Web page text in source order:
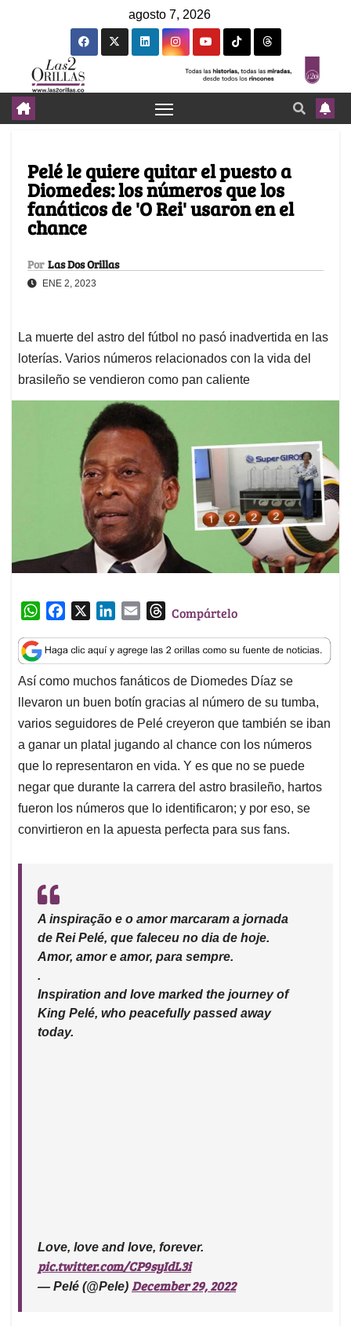
agosto 7, 2026
Pelé le quiere quitar el puesto a
Diomedes: los números que los
fanáticos de 'O Rei' usaron en el
chance
Por Las Dos Orillas
ENE 2, 2023
La muerte del astro del fútbol no pasó inadvertida en las
loterías. Varios números relacionados con la vida del
brasileño se vendieron como pan caliente
W
a
t
s
A
p
p
c
e
b
o
o
k
n
k
e
d
I
n
a
i
l
T
r
e
a
d
s
Compártelo
Así como muchos fanáticos de Diomedes Díaz se
llevaron un buen botín gracias al número de su tumba,
varios seguidores de Pelé creyeron que también se iban
a ganar un platal jugando al chance con los números
que lo representaron en vida. Y es que no se puede
negar que durante la carrera del astro brasileño, hartos
fueron los números que lo identificaron; y por eso, se
convirtieron en la apuesta perfecta para sus fans.
A inspiração e o amor marcaram a jornada
de Rei Pelé, que faleceu no dia de hoje.
Amor, amor e amor, para sempre.
.
Inspiration and love marked the journey of
King Pelé, who peacefully passed away
today.
Love, love and love, forever.
pic.twitter.com/CP9syIdL3i
— Pelé (@Pele) December 29, 2022